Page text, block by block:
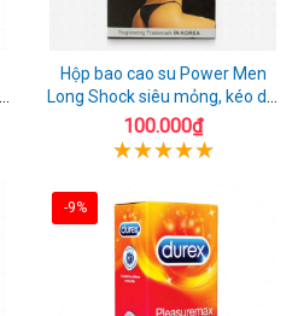
Hộp bao cao su Power Men
Long Shock siêu mỏng, kéo dài
quan hệ thoải mái
100.000₫
-9%